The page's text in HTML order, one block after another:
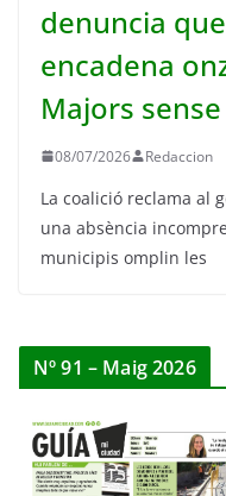
denuncia
encadena
Majors
08/07/2026 Redaccion
La coalició reclama al
una absència
municipis omplin les
Nº 91 – Maig 2026